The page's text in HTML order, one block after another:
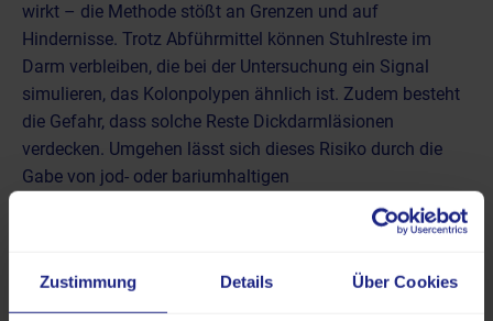
Zustimmung Details Über Cookies
wirkt – die Methode stößt an Grenzen und auf
Hindernisse. Trotz Abführmittel können Stuhlreste im
Darm verbleiben, die bei der Untersuchung ein Signal
simulieren, das Kolonpolypen ähnlich ist. Zudem besteht
die Gefahr, dass solche Reste Dickdarmläsionen
verdecken. Umgehen lässt sich dieses Risiko durch die
Gabe von jod- oder bariumhaltigen
Röntgenkontrastmitteln, was als Fecal tagging bezeichnet
Weiterhin darf nicht vergessen werden, dass die virtuelle
Kolonographie zwar sehr hochauflösende Bilder liefert, in